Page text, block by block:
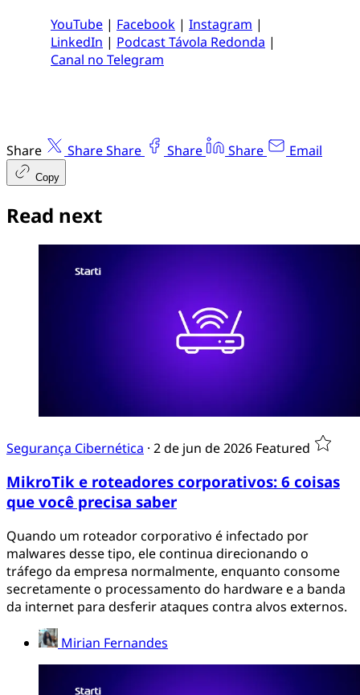
YouTube | Facebook | Instagram |
LinkedIn | Podcast Távola Redonda |
Canal no Telegram
Share ShareShare Share Share Email
Copy
Read next
Segurança Cibernética · 2 de jun de 2026 Featured
MikroTik e roteadores corporativos: 6 coisas
que você precisa saber
Quando um roteador corporativo é infectado por
malwares desse tipo, ele continua direcionando o
tráfego da empresa normalmente, enquanto consome
secretamente o processamento do hardware e a banda
da internet para desferir ataques contra alvos externos.
Mirian Fernandes